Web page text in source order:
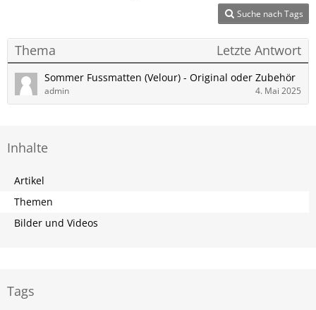
Suche nach Tags
Thema Letzte Antwort
Sommer Fussmatten (Velour) - Original oder Zubehör
admin 4. Mai 2025
Inhalte
Artikel
Themen
Bilder und Videos
Tags